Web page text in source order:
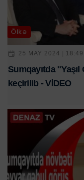
Ölkə
25 MAY 2024 | 18:49
Sumqayıtda
keçirilib - VİDEO